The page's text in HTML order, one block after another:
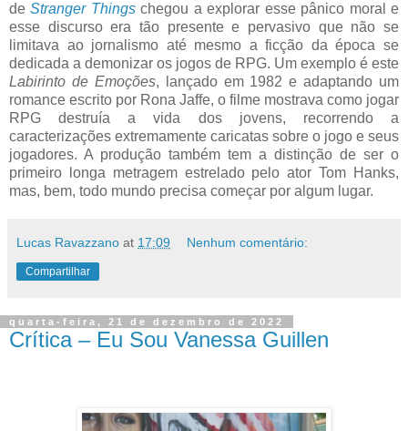
deStranger Thingschegou a explorar esse pânico moral e
esse discurso era tão presente e pervasivo que não se
limitava ao jornalismo até mesmo a ficção da época se
dedicada a demonizar os jogos de RPG. Um exemplo é este
Labirinto de Emoções, lançado em 1982 e adaptando um
romance escrito por Rona Jaffe, o filme mostrava como jogar
RPG destruía a vida dos jovens, recorrendo a
caracterizações extremamente caricatas sobre o jogo e seus
jogadores. A produção também tem a distinção de ser o
primeiro longa metragem estrelado pelo ator Tom Hanks,
mas, bem, todo mundo precisa começar por algum lugar.
Lucas Ravazzano at 17:09 Nenhum comentário:
Compartilhar
quarta-feira, 21 de dezembro de 2022
Crítica – Eu Sou Vanessa Guillen